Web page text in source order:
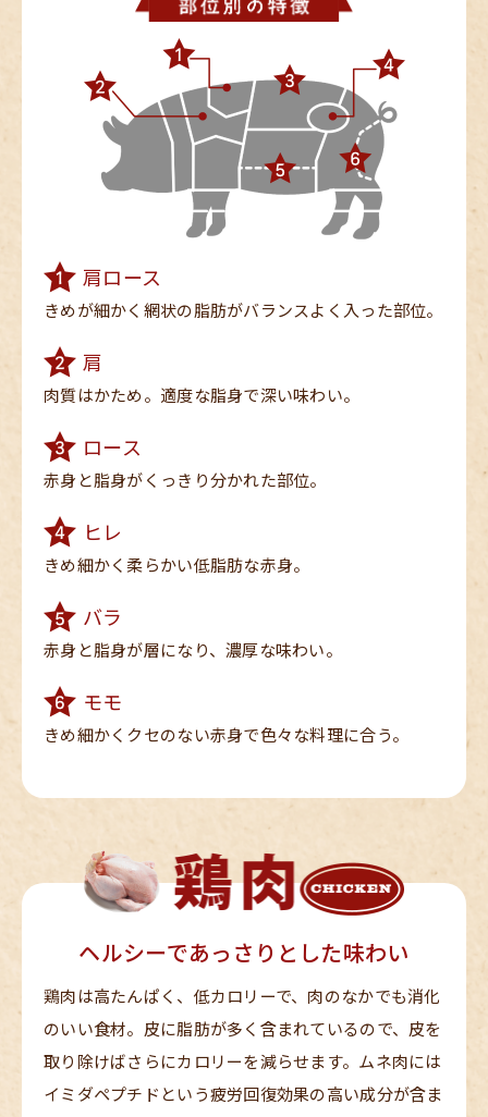
肩ロース
きめが細かく網状の脂肪がバランスよく入った部位。
肩
肉質はかため。適度な脂身で深い味わい。
ロース
赤身と脂身がくっき り分かれた部位。
ヒレ
きめ細かく柔らかい低脂肪な赤身。
バラ
赤身と脂身が層になり、濃厚な味わい。
モモ
きめ細かくクセのない赤身で色々な料理に合う。
ヘルシーであっさりとした味わい
鶏肉は高たんぱく、低カロリーで、肉のなかでも消化
のいい食材。皮に脂肪が多く含まれているので、皮を
取り除けばさらにカロリーを減らせます。ムネ肉には
イミダペプチドという疲労回復効果の高い成分が含ま